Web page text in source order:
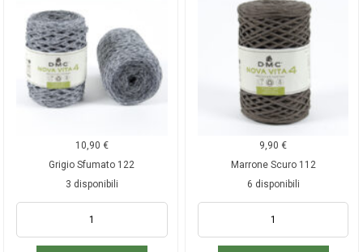
10,90 €
Grigio Sfumato 122
3 disponibili
9,90€
Marrone Scuro 112
6 disponibili